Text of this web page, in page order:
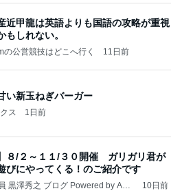
近甲龍は英語よりも国語の攻略が重視
もしれない。
の公営競技はどこへ行く 11日前
い新玉ねぎバーガー
ス 1日前
８/２～１１/３０開催 ガリガリ君が
びにやってくる！のご紹介です
黒澤秀之 ブログ Powered by Ame
10日前